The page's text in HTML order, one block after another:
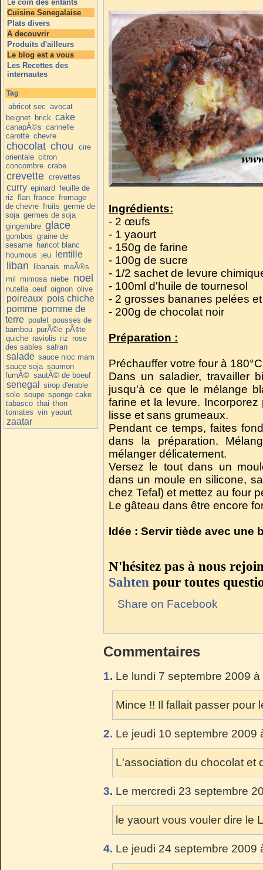
Le coin des enfants
Cuisine Senegalaise
Plats divers
A decouvrir
Produits d'ailleurs
Le blog est a vous
Les Recettes des
internautes
Tag
abricot sec avocat
beignet brick cake
canapÃ©s cannelle
carotte chevre
chocolat chou
cire
orientale citron
concombre crabe
crevette crevettes
curry epinard feuille de
riz flan france fromage
de chevre fruits germe de
soja germes de soja
gingembre glace
gombos graine de
sesame haricot blanc
houmous jeu lentille
liban libanais maÃ®s
mil mimosa niebe noel
nutella oeuf oignon olive
poireaux pois chiche
pomme pomme de
terre poulet pousses de
bambou purÃ©e pÃ¢te
quiche raviolis riz rose
des sables safran
salade sauce nioc mam
sauce soja saumon
fumÃ© sautÃ© de boeuf
senegal
sirop d'erable
sole soupe sponge cake
tabasco thai thon
tomates vin yaourt
zaatar
Ingrédients:
- 2 œufs
- 1 yaourt
- 150g de farine
- 100g de sucre
- 1/2 sachet de levure
- 100ml d'huile de tournesol
- 2 grosses bananes pelées
- 200g de chocolat noir
Préparation :
Préchauffer votre four à
Dans un saladier, travailler
jusqu'à ce que le mélange
farine et la levure.
lisse et sans grumeaux.
Pendant ce temps, faites
dans la préparation.
mélanger délicatement.
Versez le tout dans un
dans un moule en silicone,
chez Tefal) et mettez au four
Le gâteau dans être encore
Idée : Servir tiède avec une
N'hésitez pas à nous
Sahten pour toutes
Share on Facebook
Commentaires
1. Le lundi 7 septembre 2009
Mince !! Il fallait passer pour
2. Le jeudi 10 septembre 2009
L'association du chocolat et
3. Le mercredi 23 septembre
le yaourt vous vouler dire le
4. Le jeudi 24 septembre 2009